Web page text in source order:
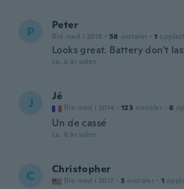
P Peter
Ble med i 2018 · 58 omtaler · 1
Looks great. Battery don't
ca. 6 år siden
J Jé
Ble med i 2014 · 123 omtaler · 6
Un de cassé
ca. 6 år siden
C Christopher
Ble med i 2017 · 3 omtaler · 1